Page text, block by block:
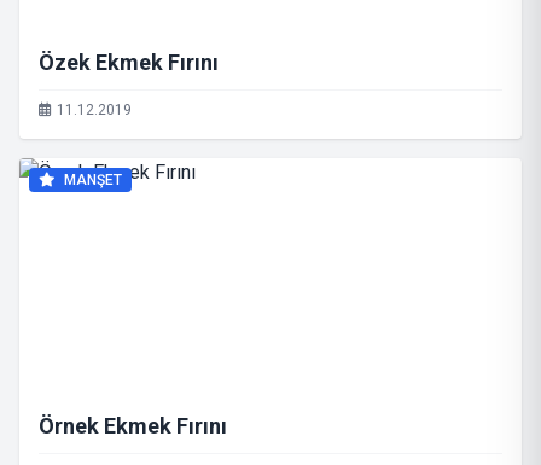
Özek Ekmek Fırını
11.12.2019
MANŞET
Örnek Ekmek Fırını